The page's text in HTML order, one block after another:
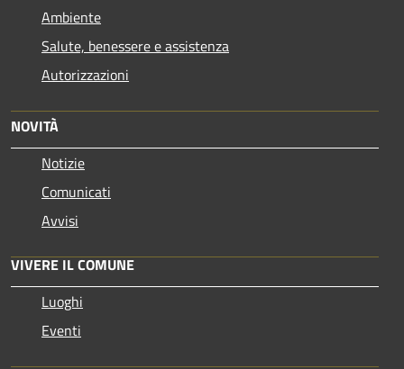
Ambiente
Salute, benessere e assistenza
Autorizzazioni
NOVITÀ
Notizie
Comunicati
Avvisi
VIVERE IL COMUNE
Luoghi
Eventi